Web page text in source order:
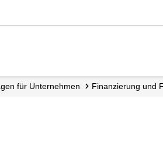
für Unternehmen Finanzierung und